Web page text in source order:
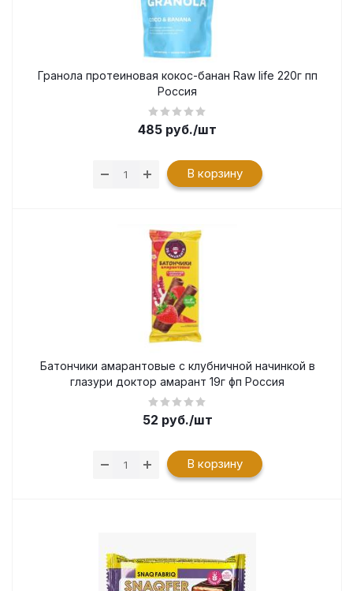
Гранола протеиновая кокос-банан Raw life 220г пп
Россия
485 руб./шт
В корзину
Батончики амарантовые с клубничной начинкой в
глазури доктор амарант 19г фп Россия
52 руб./шт
В корзину